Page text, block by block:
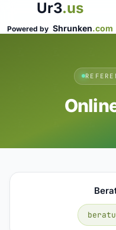
Ur3.us
Powered by Shrunken.com